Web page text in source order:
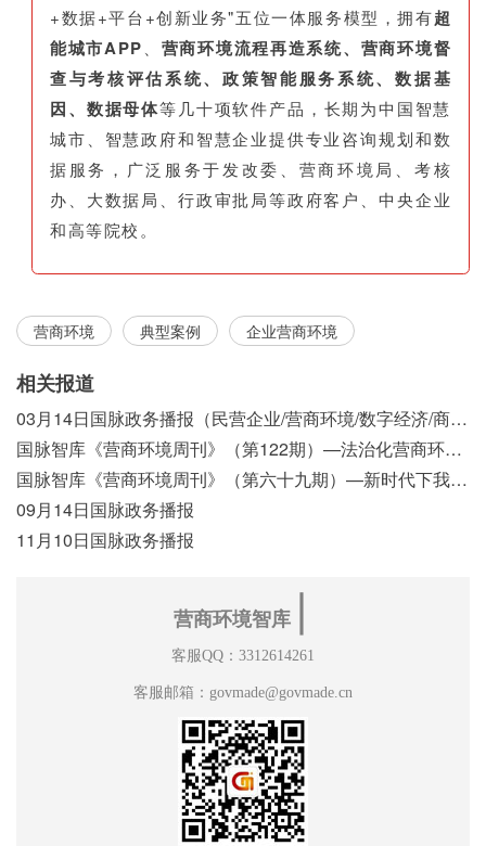
+数据+平台+创新业务"五位一体服务模型，拥有超
能城市APP、 营商环境流程再造系统、营商环境督
查与考核评估系统、政策智能服务系统、数据基
因、数据母体等几十项软件产品，长期为中国智慧
城市、智慧政府和智慧企业提供专业咨询规划和数
据服务，广泛服务于发改委、营商环境局、考核
办、大数据局、行政审批局等政府客户、中央企业
和高等院校。
营商环境 典型案例 企业营商环境
相关报道
03月14日国脉政务播报（民营企业/营商环境/数字经济/商事制度改革）
国脉智库《营商环境周刊》（第122期）—法治化营商环境视域下我国行政执法公示制度浅析
国脉智库《营商环境周刊》（第六十九期）—新时代下我国营商环境标准体系构建初探
09月14日国脉政务播报
11月10日国脉政务播报
营商环境智库
客服QQ：3312614261
客服邮箱：govmade@govmade.cn